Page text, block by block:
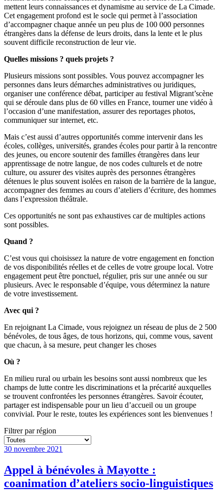
mettent leurs connaissances et dynamisme au service de La Cimade.
Cet engagement profond est le socle qui permet à l’association
d’accompagner chaque année un peu plus de 100 000 personnes
étrangères dans la défense de leurs droits, dans la lente et le plus
souvent difficile reconstruction de leur vie.
Quelles missions ? quels projets ?
Plusieurs missions sont possibles. Vous pouvez accompagner les
personnes dans leurs démarches administratives ou juridiques,
organiser une conférence débat, participer au festival Migrant’scène
qui se déroule dans plus de 60 villes en France, tourner une vidéo à
l’occasion d’une manifestation, assurer des reportages photos,
communiquer sur internet, etc.
Mais c’est aussi d’autres opportunités comme intervenir dans les
écoles, collèges, universités, grandes écoles pour partir à la rencontre
des jeunes, ou encore soutenir des familles étrangères dans leur
apprentissage de notre langue, de nos codes culturels et de notre
culture, ou assurer des visites auprès des personnes étrangères
détenues le plus souvent isolées en raison de la barrière de la langue,
accompagner des femmes au cours d’ateliers d’écriture, des hommes
dans l’expression théâtrale.
Ces opportunités ne sont pas exhaustives car de multiples actions
sont possibles.
Quand ?
C’est vous qui choisissez la nature de votre engagement en fonction
de vos disponibilités réelles et de celles de votre groupe local. Votre
engagement peut être ponctuel, régulier, pris sur une année ou sur
plusieurs. Avec le responsable d’équipe, vous déterminez la nature
de votre investissement.
Avec qui ?
En rejoignant La Cimade, vous rejoignez un réseau de plus de 2 500
bénévoles, de tous âges, de tous horizons, qui, comme vous, savent
que chacun, à sa mesure, peut changer les choses
Où ?
En milieu rural ou urbain les besoins sont aussi nombreux que les
champs de lutte contre les discriminations et la précarité auxquelles
se trouvent confrontées les personnes étrangères. Savoir écouter,
partager est indispensable pour un lieu d’accueil ou un groupe
convivial. Pour le reste, toutes les expériences sont les bienvenues !
Filtrer par région
30 novembre 2021
Appel à bénévoles à Mayotte :
coanimation d’ateliers socio-linguistiques